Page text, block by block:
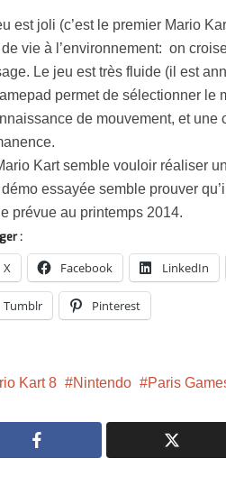
est joli (c’est le premier Mario
vie à l’environnement: on
Le jeu est très fluide (il est
permet de sélectionner le
de mouvement, et une
Kart semble vouloir réaliser
essayée semble prouver
prévue au printemps 2014.
:
X Facebook LinkedIn
Tumblr Pinterest
Kart 8 Nintendo Paris